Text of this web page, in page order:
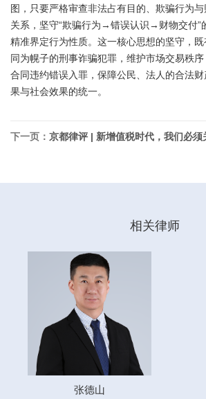
图，只要严格审查非法占有目的、欺骗行为
关系，坚守“欺骗行为→错误认识→财物交付”
精准界定行为性质。这一核心思想的坚守，
同为幌子的刑事诈骗犯罪，维护市场交易秩
合同违约错误入罪，保障公民、法人的合法
果与社会效果的统一。
下一页： 京都律评 | 新增值税时代，我们必须
相关律师
张德山